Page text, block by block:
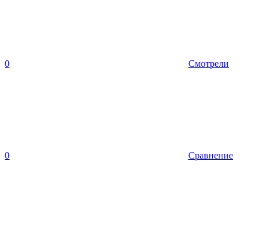
0 Смотрели
0 Сравнение